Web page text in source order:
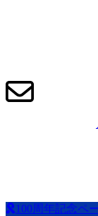
100周年記念ペ